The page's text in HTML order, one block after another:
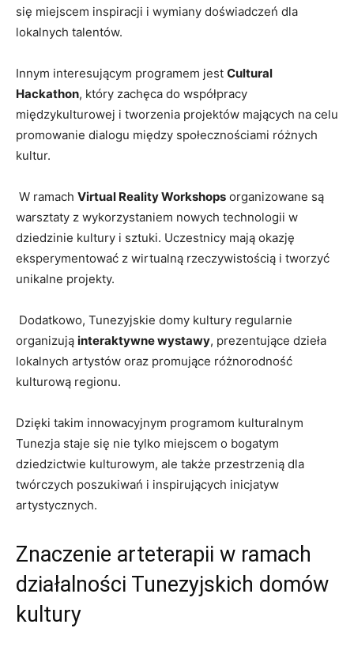
się miejscem inspiracji i wymiany doświadczeń dla
lokalnych talentów.
Innym interesującym programem jest Cultural
Hackathon, który zachęca do współpracy
międzykulturowej i ‍tworzenia ​projektów⁣ mających na celu
promowanie dialogu między ⁣społecznościami różnych
kultur.
​ W ramach Virtual Reality Workshops organizowane są
‍warsztaty⁣ z wykorzystaniem nowych⁣ technologii w
dziedzinie kultury i sztuki. Uczestnicy mają okazję
eksperymentować z wirtualną rzeczywistością i tworzyć
unikalne projekty.
‌ Dodatkowo, Tunezyjskie domy kultury ⁤regularnie
organizują interaktywne ⁢wystawy, prezentujące dzieła
lokalnych artystów‍ oraz promujące różnorodność
kulturową regionu.
Dzięki takim innowacyjnym programom kulturalnym
Tunezja staje się nie​ tylko miejscem o bogatym
dziedzictwie kulturowym, ale także przestrzenią dla
twórczych poszukiwań i inspirujących inicjatyw
‍artystycznych.
Znaczenie arteterapii w ‍ramach
działalności Tunezyjskich domów
kultury